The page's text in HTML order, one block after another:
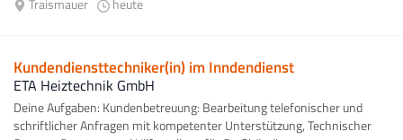
Traismauer heute
Kundendiensttechniker(in) im Inndendienst
ETA Heiztechnik GmbH
Deine Aufgaben: Kundenbetreuung: Bearbeitung telefonischer und
schriftlicher Anfragen mit kompetenter Unterstützung, Technischer